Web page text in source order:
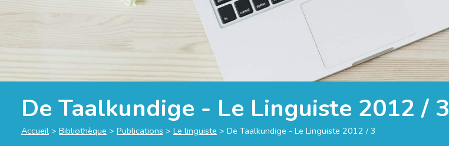
De Taalkundige - Le Linguiste 2012 / 3
Accueil > Bibliothèque > Publications > Le linguiste > De Taalkundige - Le Linguiste 2012 / 3